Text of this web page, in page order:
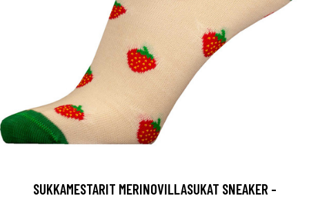
SUKKAMESTARIT MERINOVILLASUKAT SNEAKER -